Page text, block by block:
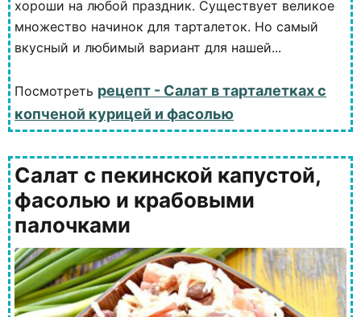
хороши на любой праздник. Существует великое
множество начинок для тарталеток. Но самый
вкусный и любимый вариант для нашей...
Посмотреть рецепт - Салат в тарталетках с
копченой курицей и фасолью
Салат с пекинской капустой,
фасолью и крабовыми
палочками